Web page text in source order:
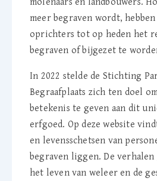
meer begraven wordt, hebben
oprichters tot op heden het
begraven of bijgezet te
In 2022 stelde de Stichting
Begraafplaats zich ten doel
betekenis te geven aan dit
erfgoed. Op deze website
en levensschetsen van
begraven liggen. De
het leven van weleer en de